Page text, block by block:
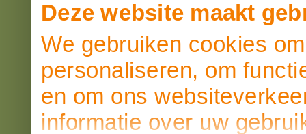
Deze website maakt
We gebruiken cookies
personaliseren, om
en om ons
informatie over uw